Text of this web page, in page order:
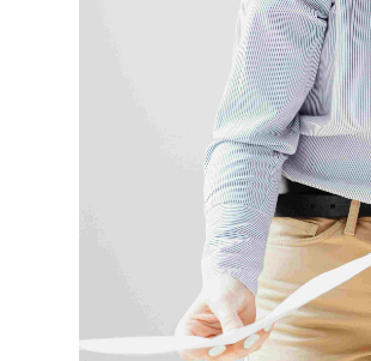
Продукты для Бизнеса